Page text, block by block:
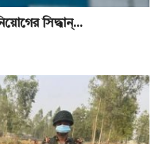
সিদ্ধান্...